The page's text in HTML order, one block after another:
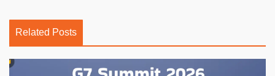
Related Posts